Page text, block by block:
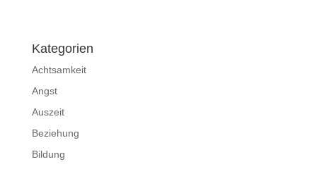
Kategorien
Achtsamkeit
Angst
Auszeit
Beziehung
Bildung